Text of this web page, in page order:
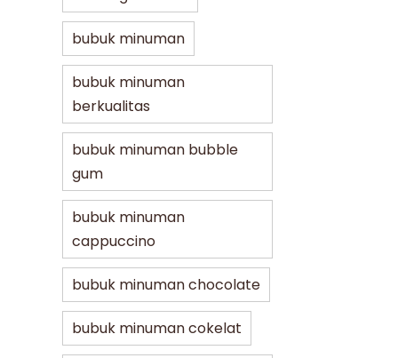
bubuk minuman
bubuk minuman
berkualitas
bubuk minuman bubble
gum
bubuk minuman
cappuccino
bubuk minuman chocolate
bubuk minuman cokelat